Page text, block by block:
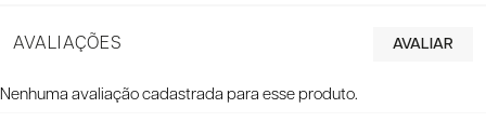
AVALIAÇÕES
Nenhuma avaliação cadastrada para esse produto.